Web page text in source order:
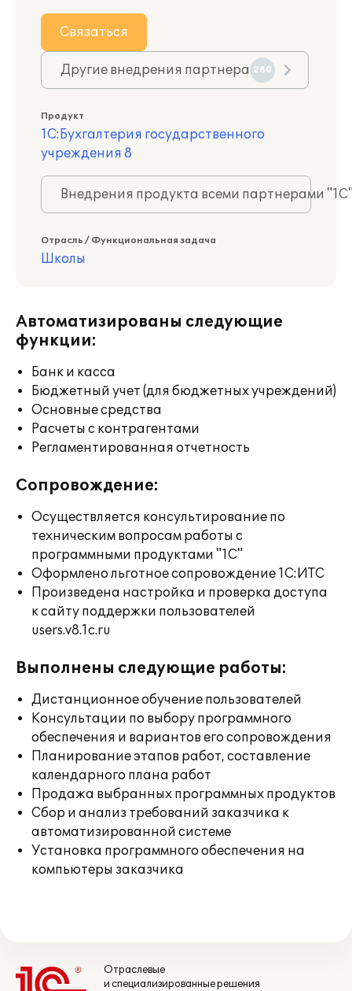
Связаться
Другие внедрения партнера 280
Продукт
1С:Бухгалтерия государственного
учреждения 8
Внедрения продукта всеми партнерами
Отрасль / Функциональная задача
Школы
Автоматизированы следующие
функции:
Банк и касса
Бюджетный учет (для бюджетных учреждений)
Основные средства
Расчеты с контрагентами
Регламентированная отчетность
Сопровождение:
Осуществляется консультирование по
техническим вопросам работы с
программными продуктами "1С"
Оформлено льготное сопровождение 1С:ИТС
Произведена настройка и проверка доступа
к сайту поддержки пользователей
users.v8.1c.ru
Выполнены следующие работы:
Дистанционное обучение пользователей
Консультации по выбору программного
обеспечения и вариантов его сопровождения
Планирование этапов работ, составление
календарного плана работ
Продажа выбранных программных продуктов
Сбор и анализ требований заказчика к
автоматизированной системе
Установка программного обеспечения на
компьютеры заказчика
Отраслевые
и специализированные решения